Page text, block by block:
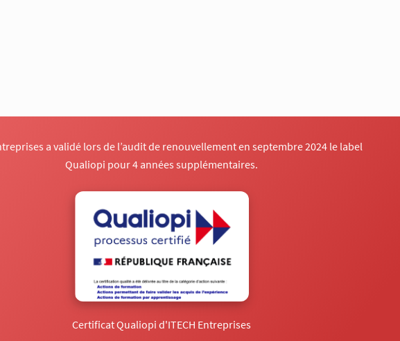
a validé lors de l’audit de renouvellement en septembre 2024 le label
Qualiopi pour 4 années supplémentaires.
Certificat Qualiopi d'ITECH Entreprises